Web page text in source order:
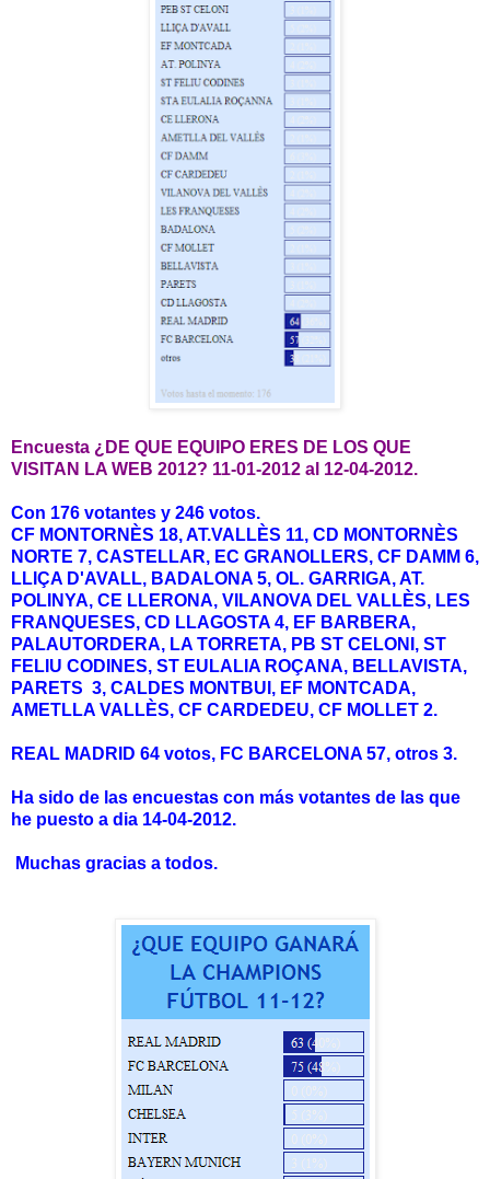
Encuesta ¿DE QUE EQUIPO ERES DE LOS QUE
VISITAN LA WEB 2012? 11-01-2012 al 12-04-2012.
Con 176 votantes y 246 votos.
CF MONTORNÈS 18, AT.VALLÈS 11, CD MONTORNÈS
NORTE 7, CASTELLAR, EC GRANOLLERS, CF DAMM 6,
LLIÇA D'AVALL, BADALONA 5, OL. GARRIGA, AT.
POLINYA, CE LLERONA, VILANOVA DEL VALLÈS, LES
FRANQUESES, CD LLAGOSTA 4, EF BARBERA,
PALAUTORDERA, LA TORRETA, PB ST CELONI, ST
FELIU CODINES, ST EULALIA ROÇANA, BELLAVISTA,
PARETS 3, CALDES MONTBUI, EF MONTCADA,
AMETLLA VALLÈS, CF CARDEDEU, CF MOLLET 2.
REAL MADRID 64 votos, FC BARCELONA 57, otros 3.
Ha sido de las encuestas con más votantes de las que
he puesto a dia 14-04-2012.
Muchas gracias a todos.